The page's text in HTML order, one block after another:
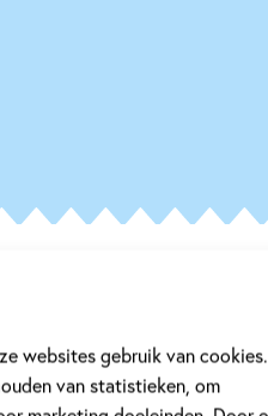
websites gebruik van cookies.
van statistieken, om